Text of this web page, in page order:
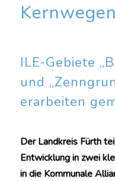
ILE-Gebiete
und
erarbeiten
Der Landkreis Fürth
Entwicklung in zwei
in die Kommunale